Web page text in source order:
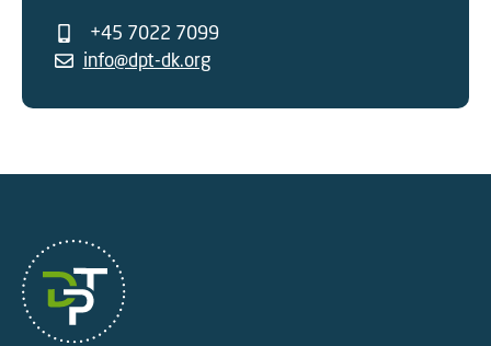
+45 7022 7099
info@dpt-dk.org